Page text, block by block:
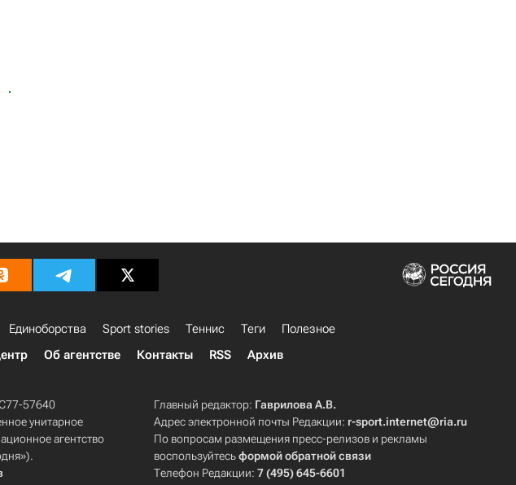
Единоборства Sport stories Теннис Теги
Полезное
Об агентстве Контакты RSS Архив
57640
унитарное
агентство
Главный редактор: Гаврилова А.В.
Адрес электронной почты Редакции: r-sport.internet@ria.ru
По вопросам размещения пресс-релизов и рекламы
воспользуйтесьформой обратной связи
Телефон Редакции:7 (495) 645-6601